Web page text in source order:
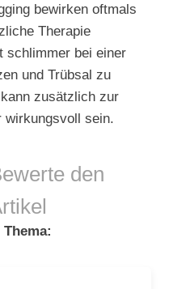
bewirken oftmals
Therapie
schlimmer bei einer
und Trübsal zu
zusätzlich zur
wirkungsvoll sein.
den